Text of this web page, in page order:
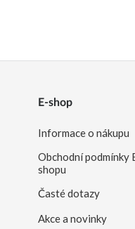
E-shop
Informace o nákupu
Obchodní podmínky
shopu
Časté dotazy
Akce a novinky